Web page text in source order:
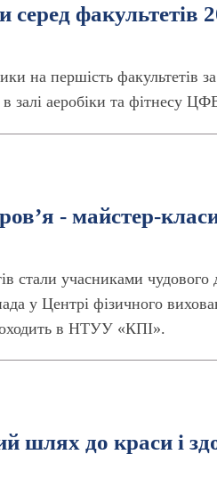
серед факультетів
на першість
залі аеробіки та фітнесу
- майстер-
стали учасниками
у Центрі фізичного
в НТУУ «КПІ».
шлях до краси і